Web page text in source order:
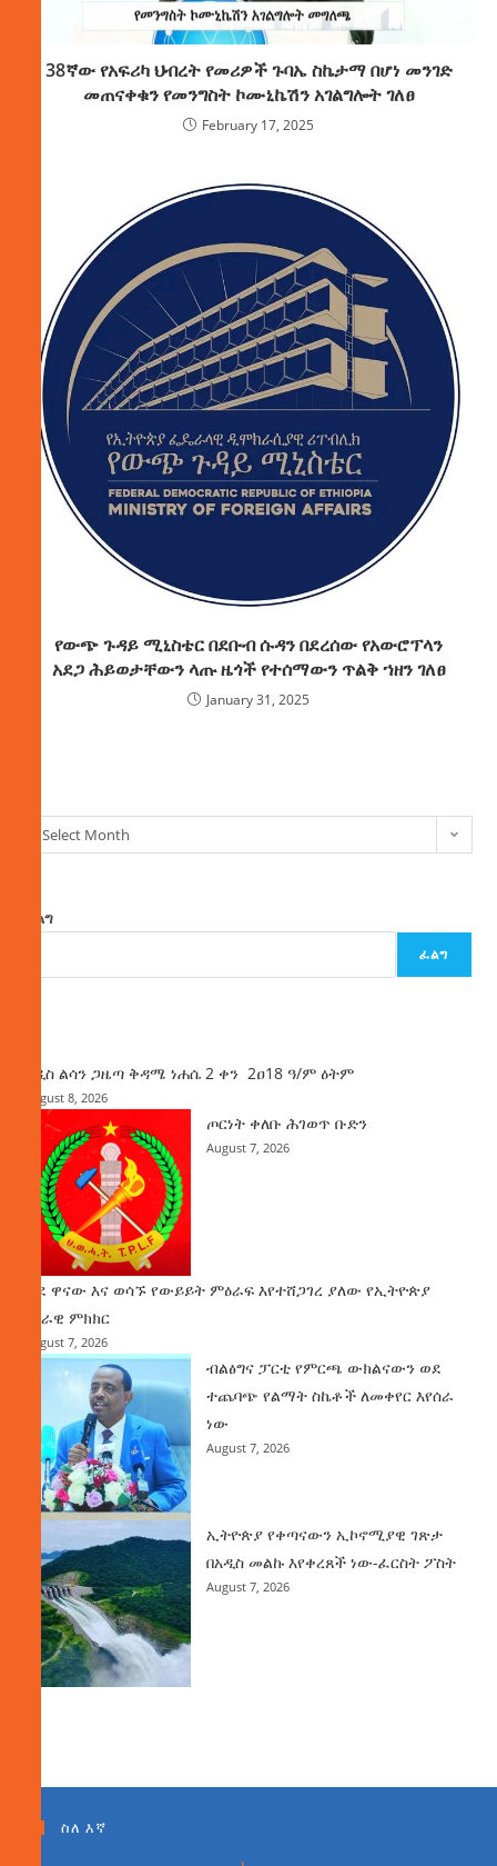
38ኛው የአፍሪካ ህብረት የመሪዎች ጉባኤ ስኬታማ በሆነ መንገድ
መጠናቀቁን የመንግስት ኮሙኒኬሽን አገልግሎት ገለፀ
February 17, 2025
የውጭ ጉዳይ ሚኒስቴር በደቡብ ሱዳን በደረሰው የአውሮፕላን
አደጋ ሕይወታቸውን ላጡ ዜጎች የተሰማውን ጥልቅ ኀዘን ገለፀ
January 31, 2025
Select Month
ፈልግ
ፈልግ
አዲስ ልሳን ጋዜጣ ቅዳሜ ነሐሴ 2 ቀን 2ዐ18 ዓ/ም ዕትም
August 8, 2026
ጦርነት ቀለቡ ሕገወጥ ቡድን
August 7, 2026
ወደ ዋናው እና ወሳኙ የውይይት ምዕራፍ እየተሸጋገረ ያለው የኢትዮጵያ
ሀገራዊ ምክክር
August 7, 2026
ብልፅግና ፓርቲ የምርጫ ውክልናውን ወደ
ተጨባጭ የልማት ስኬቶች ለመቀየር እየሰራ
ነው
August 7, 2026
ኢትዮጵያ የቀጣናውን ኢኮኖሚያዊ ገጽታ
በአዲስ መልኩ እየቀረጸች ነው-ፈርስት ፖስት
August 7, 2026
ስለ እኛ